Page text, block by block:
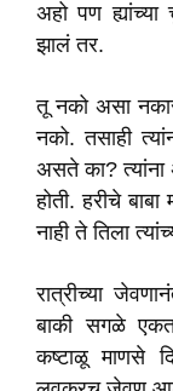
अहो पण ह्यांच्या
झालं तर.
तू नको असा
नको. तसाही
असते का? त्यांना
होती. हरीचे
नाही ते तिला
रात्रीच्या
बाकी सगळे
कष्टाळू माणसे